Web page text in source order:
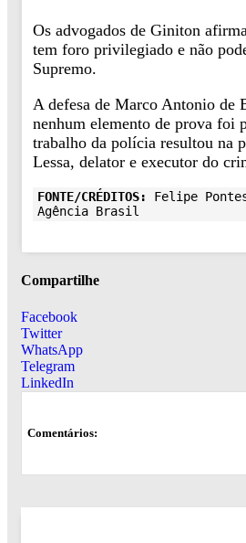
Os advogados de Giniton
tem foro privilegiado e não
Supremo.
A defesa de Marco Antonio de
nenhum elemento de prova foi
trabalho da polícia resultou na
Lessa, delator e executor do
FONTE/CRÉDITOS:
Felipe
Agência Brasil
Compartilhe
Facebook
Twitter
WhatsApp
Telegram
LinkedIn
Comentários: